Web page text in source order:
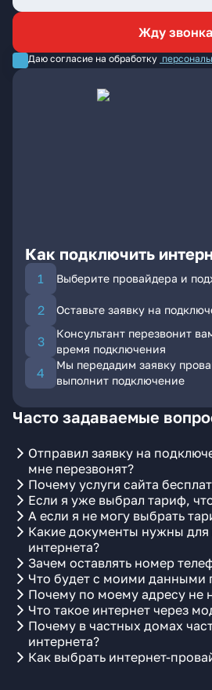
Жду звонка
Даю согласие на обработку
Как подключить
Выберите провайдера и
Оставьте заявку на
Консультант перезвонит
время подключения
Мы передадим заявку
выполнит подключение
Часто задаваемые
Отправил заявку на
мне перезвонят?
Почему услуги сайта
Если я уже выбрал тариф,
А если я не могу выбрать
Какие документы нужны
интернета?
Зачем оставлять номер
Что будет с моими данными
Почему по моему адресу не
Что такое интернет через
Почему в частных домах
интернета?
Как выбрать интернет-